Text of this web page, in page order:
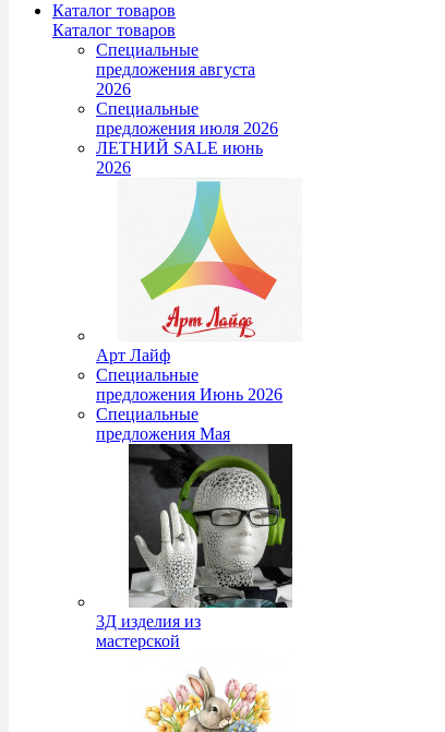
Каталог товаров
Каталог товаров
Специальные
предложения августа
2026
Специальные
предложения июля 2026
ЛЕТНИЙ SALE июнь
2026
Арт Лайф
Специальные
предложения Июнь 2026
Специальные
предложения Мая
3Д изделия из
мастерской